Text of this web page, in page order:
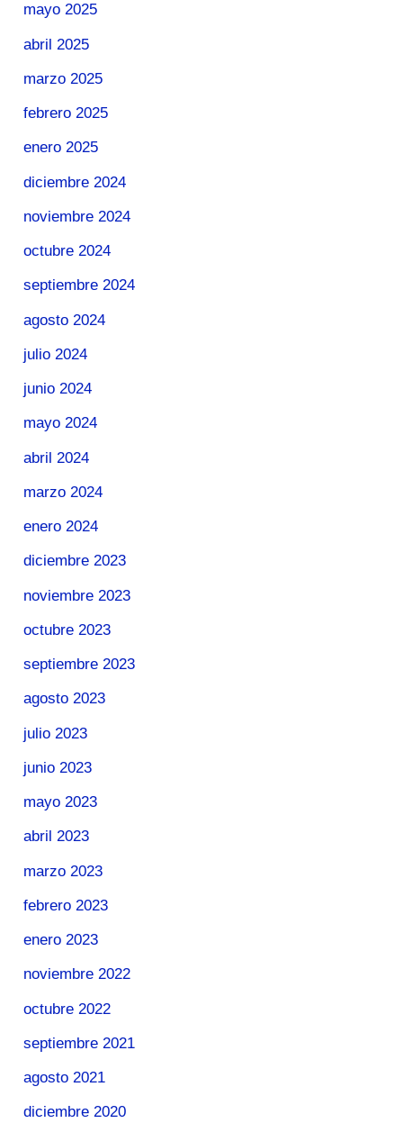
mayo 2025
abril 2025
marzo 2025
febrero 2025
enero 2025
diciembre 2024
noviembre 2024
octubre 2024
septiembre 2024
agosto 2024
julio 2024
junio 2024
mayo 2024
abril 2024
marzo 2024
enero 2024
diciembre 2023
noviembre 2023
octubre 2023
septiembre 2023
agosto 2023
julio 2023
junio 2023
mayo 2023
abril 2023
marzo 2023
febrero 2023
enero 2023
noviembre 2022
octubre 2022
septiembre 2021
agosto 2021
diciembre 2020